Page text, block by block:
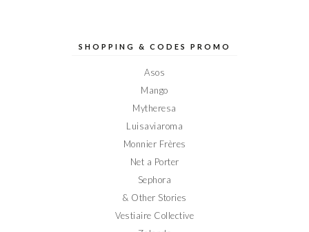
sursur sur sur sur
SHOPPING & CODES PROMO
Asos
Mango
Mytheresa
Luisaviaroma
Monnier Frères
Net a Porter
Sephora
& Other Stories
Vestiaire Collective